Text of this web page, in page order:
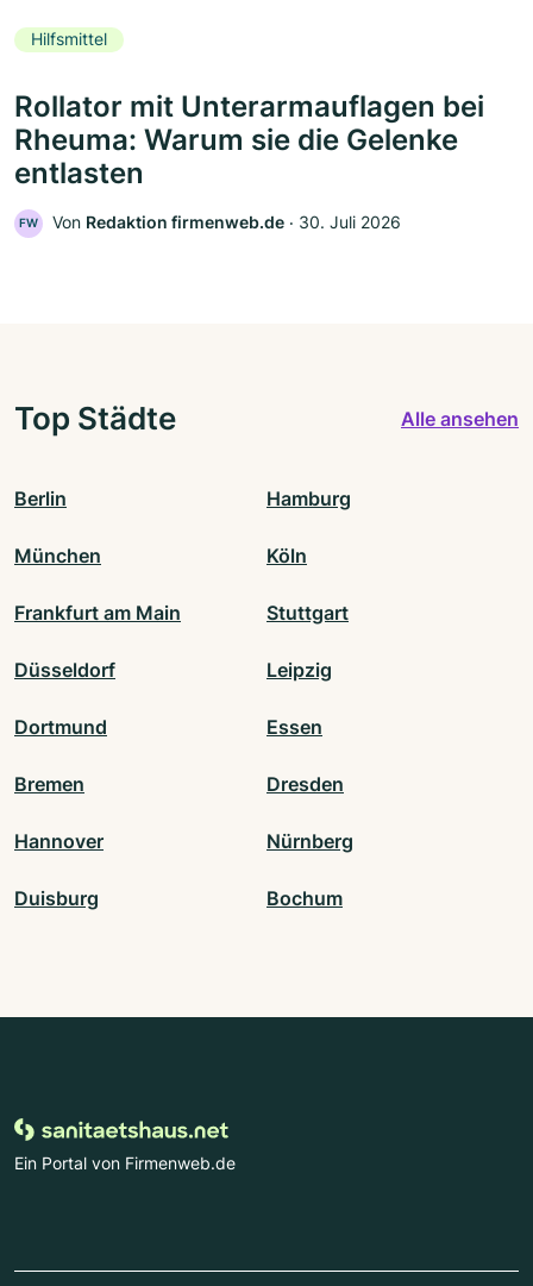
Hilfsmittel
Rollator mit Unterarmauflagen bei
Rheuma: Warum sie die Gelenke
entlasten
FW Von Redaktion firmenweb.de ‧ 30. Juli 2026
Top Städte Alle ansehen
Berlin Hamburg
München Köln
Frankfurt am Main Stuttgart
Düsseldorf Leipzig
Dortmund Essen
Bremen Dresden
Hannover Nürnberg
Duisburg Bochum
Ein Portal von Firmenweb.de